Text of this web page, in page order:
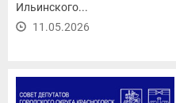
Ильинского...
11.05.2026